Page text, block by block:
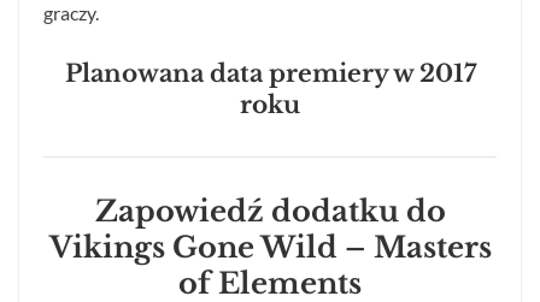
graczy.
Planowana data premiery w 2017
roku
Zapowiedź dodatku do
Vikings Gone Wild – Masters
of Elements